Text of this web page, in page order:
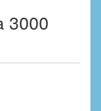
3000